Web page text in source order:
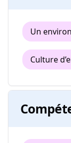
Un
Culture